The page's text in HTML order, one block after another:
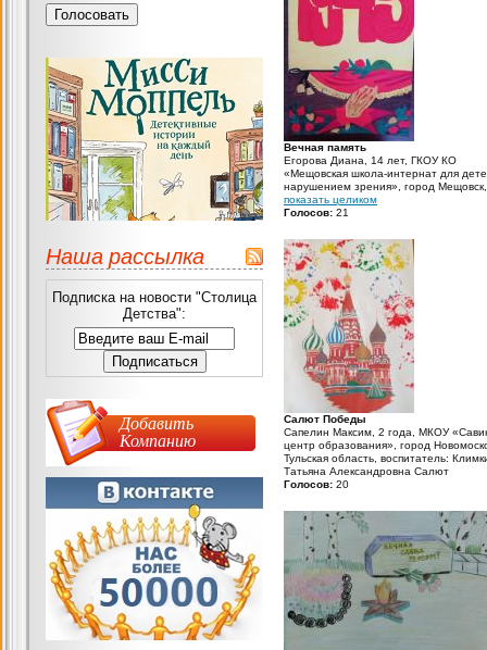
Вечная память
Егорова Диана, 14 лет, ГКОУ КО
«Мещовская школа-интернат для
нарушением зрения», город Мещовск,
Калужская область, воспитатель:
Татьяна Анатольевна Рисунок
показать целиком
Голосов: 21
Салют Победы
Сапелин Максим, 2 года, МКОУ
центр образования», город
Тульская область, воспитатель:
Татьяна Александровна Салют
Голосов: 20
Наша рассылка
Подписка на новости "Столица
Детства":
Добавить
Компанию